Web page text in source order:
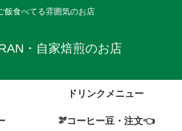
飯食べてる雰囲気のお店
・自家焙煎のお店
ドリンクメニュー
🫘コーヒー豆・注文👈